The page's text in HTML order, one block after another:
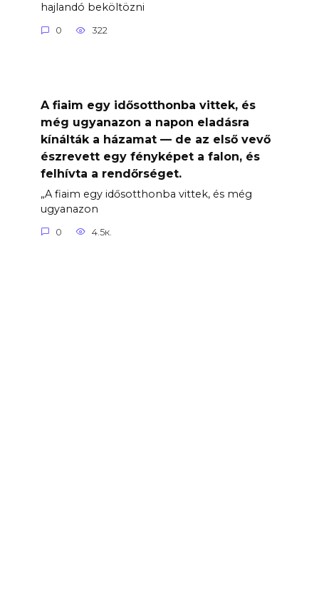
hajlandó beköltözni
0 322
A fiaim egy idősotthonba vittek, és
még ugyanazon a napon eladásra
kínálták a házamat — de az első vevő
észrevett egy fényképet a falon, és
felhívta a rendőrséget.
„A fiaim egy idősotthonba vittek, és még
ugyanazon
0 4.5к.